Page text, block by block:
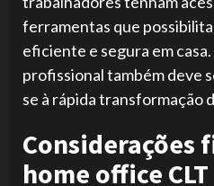
ferramentas que
eficiente e segura em
profissional também deve
se à rápida transformação
Considerações
home office CLT